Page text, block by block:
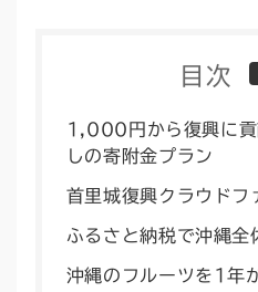
目次
1,000円から復興に貢
しの寄附金プラン
首里城復興クラウドフ
ふるさと納税で沖縄全
沖縄のフルーツを1年